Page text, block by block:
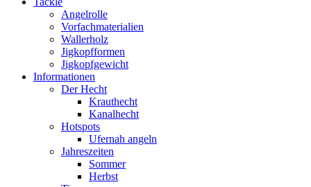
Angelrolle
Vorfachmaterialien
Wallerholz
Jigkopfformen
Jigkopfgewicht
Informationen
Der Hecht
Krauthecht
Kanalhecht
Hotspots
Ufernah angeln
Jahreszeiten
Sommer
Herbst